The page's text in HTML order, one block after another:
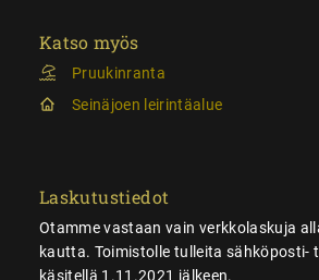
Katso myös
Pruukinranta
Seinäjoen leirintäalue
Laskutustiedot
Otamme vastaan vain verkkolaskuja
kautta. Toimistolle tulleita sähköposti-
käsitellä 1.11.2021 jälkeen.